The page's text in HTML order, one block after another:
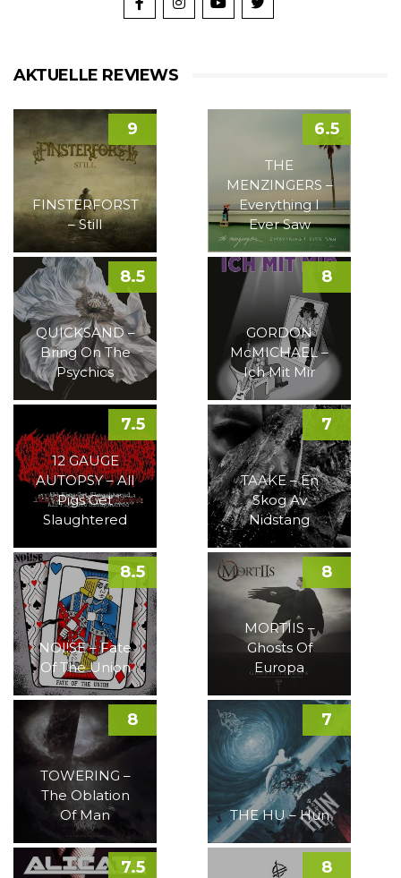
AKTUELLE REVIEWS
FINSTERFORST
– Still
9
THE
MENZINGERS –
Everything I
Ever Saw
6.5
QUICKSAND –
Bring On The
Psychics
8.5
GORDON
McMICHAEL –
Ich Mit Mir
8
12 GAUGE
AUTOPSY – All
Pigs Get
Slaughtered
7.5
TAAKE – En
Skog Av
Nidstang
7
NOI!SE – Fate
Of The Union
8.5
MORTIIS –
Ghosts Of
Europa
8
TOWERING –
The Oblation
Of Man
8
THE HU – Hun
7
7.5 8